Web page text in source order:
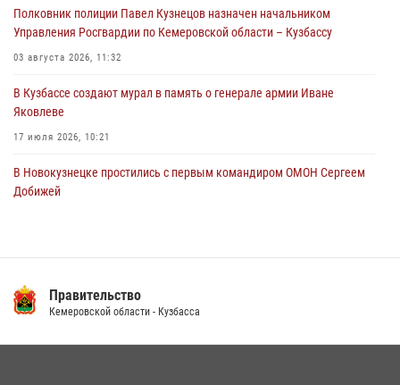
Полковник полиции Павел Кузнецов назначен начальником
Управления Росгвардии по Кемеровской области – Кузбассу
03 августа 2026, 11:32
В Кузбассе создают мурал в память о генерале армии Иване
Яковлеве
17 июля 2026, 10:21
В Новокузнецке простились с первым командиром ОМОН Сергеем
Добижей
14 июля 2026, 08:52 1
Правительство
Кемеровской области - Кузбасса